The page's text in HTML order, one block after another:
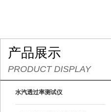
产品展示
PRODUCT DISPLAY
水汽透过率测试仪